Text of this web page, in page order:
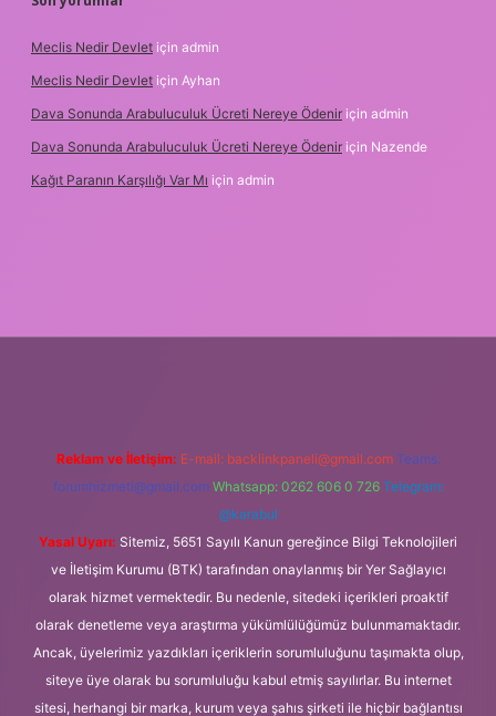
Meclis Nedir Devlet için admin
Meclis Nedir Devlet için Ayhan
Dava Sonunda Arabuluculuk Ücreti Nereye Ödenir için admin
Dava Sonunda Arabuluculuk Ücreti Nereye Ödenir için Nazende
Kağıt Paranın Karşılığı Var Mı için admin
Reklam ve İletişim: E-mail: backlinkpaneli@gmail.com Teams:
forumhizmeti@gmail.com Whatsapp: 0262 606 0 726 Telegram:
@karabul
Yasal Uyarı: Sitemiz, 5651 Sayılı Kanun gereğince Bilgi Teknolojileri
ve İletişim Kurumu (BTK) tarafından onaylanmış bir Yer Sağlayıcı
olarak hizmet vermektedir. Bu nedenle, sitedeki içerikleri proaktif
olarak denetleme veya araştırma yükümlülüğümüz bulunmamaktadır.
Ancak, üyelerimiz yazdıkları içeriklerin sorumluluğunu taşımakta olup,
siteye üye olarak bu sorumluluğu kabul etmiş sayılırlar. Bu internet
sitesi, herhangi bir marka, kurum veya şahıs şirketi ile hiçbir bağlantısı